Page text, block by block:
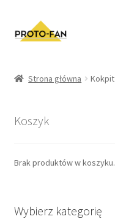
O nas
FAQ
Strona główna Kokpit
Koszyk
Brak produktów w koszyku.
Wybierz kategorię